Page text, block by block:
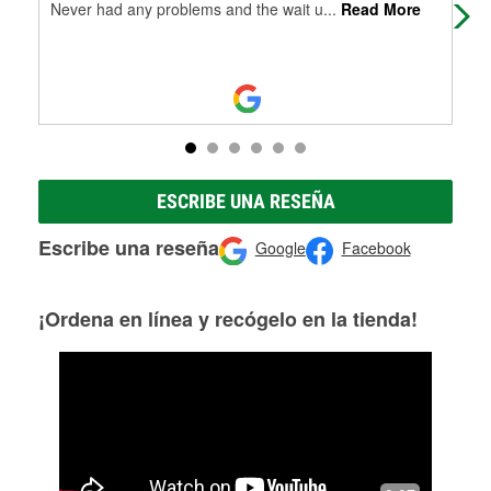
Never had any problems and the wait u... Read More
ESCRIBE UNA RESEÑA
Escribe una reseña Google Facebook
¡Ordena en línea y recógelo en la tienda!